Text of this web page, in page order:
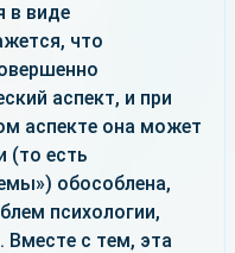
в виде
что
аспект, и при
аспекте она может
(то есть
обособлена,
психологии,
Вместе с тем, эта